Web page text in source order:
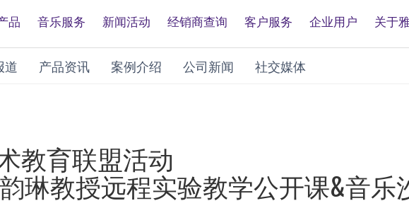
品 音乐服务 新闻活动 经销商查询 客户服务 企业用户 关于
道 产品资讯 案例介绍 公司新闻 社交媒体
教育联盟活动
琳教授远程实验教学公开课&音乐